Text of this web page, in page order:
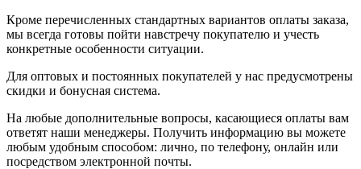
Кроме перечисленных стандартных вариантов оплаты заказа,
мы всегда готовы пойти навстречу покупателю и учесть
конкретные особенности ситуации.
Для оптовых и постоянных покупателей у нас предусмотрены
скидки и бонусная система.
На любые дополнительные вопросы, касающиеся оплаты вам
ответят наши менеджеры. Получить информацию вы можете
любым удобным способом: лично, по телефону, онлайн или
посредством электронной почты.